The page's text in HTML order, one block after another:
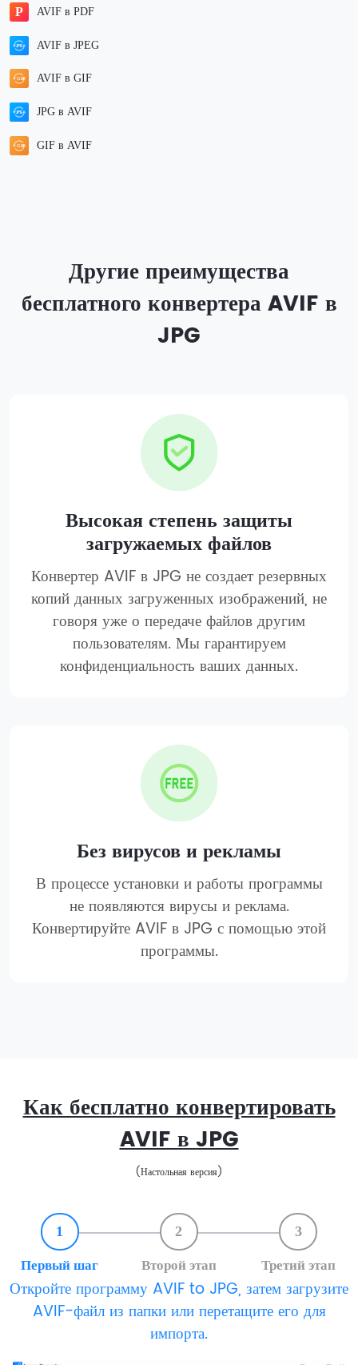
AVIF в PDF
AVIF в JPEG
AVIF в GIF
JPG в AVIF
GIF в AVIF
Другие преимущества
бесплатного конвертера AVIF в
JPG
Высокая степень защиты
загружаемых файлов
Конвертер AVIF в JPG не создает резервных
копий данных загруженных изображений, не
говоря уже о передаче файлов другим
пользователям. Мы гарантируем
конфиденциальность ваших данных.
Без вирусов и рекламы
В процессе установки и работы программы
не появляются вирусы и реклама.
Конвертируйте AVIF в JPG с помощью этой
программы.
Как бесплатно конвертировать
AVIF в JPG
(Настольная версия)
1
Первый шаг
2
Второй этап
3
Третий этап
Откройте программу AVIF to JPG, затем загрузите
AVIF-файл из папки или перетащите его для
импорта.